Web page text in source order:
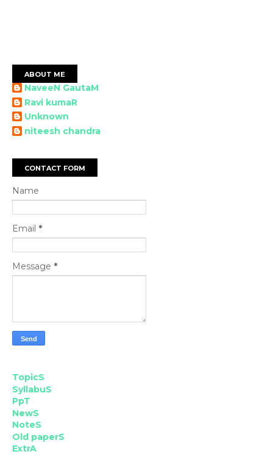
ABOUT ME
NaveeN GautaM
Ravi kumaR
Unknown
niteesh chandra
CONTACT FORM
Name
Email *
Message *
TopicS
SyllabuS
PpT
NewS
NoteS
Old paperS
ExtrA